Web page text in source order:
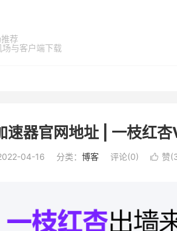
荐
与客户端下载
速器官网地址 | 一枝红杏
04-16 分类： 博客 评论(0)  赞(